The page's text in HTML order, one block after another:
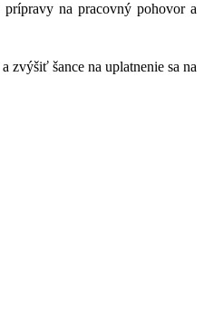
na pracovný pohovor a
zvýšiť šance na uplatnenie sa na